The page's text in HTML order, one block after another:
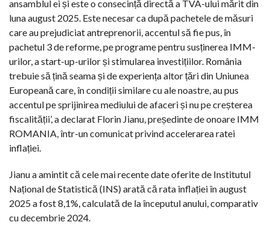
ansamblul ei și este o consecință directă a TVA-ului mărit din
luna august 2025. Este necesar ca după pachetele de măsuri
care au prejudiciat antreprenorii, accentul să fie pus, în
pachetul 3 de reforme, pe programe pentru susținerea IMM-
urilor, a start-up-urilor și stimularea investițiilor. România
trebuie să țină seama și de experiența altor țări din Uniunea
Europeană care, în condiții similare cu ale noastre, au pus
accentul pe sprijinirea mediului de afaceri și nu pe creșterea
fiscalității’, a declarat Florin Jianu, președinte de onoare IMM
ROMANIA, într-un comunicat privind accelerarea ratei
inflației.
Jianu a amintit că cele mai recente date oferite de Institutul
Național de Statistică (INS) arată că rata inflației în august
2025 a fost 8,1%, calculată de la începutul anului, comparativ
cu decembrie 2024.